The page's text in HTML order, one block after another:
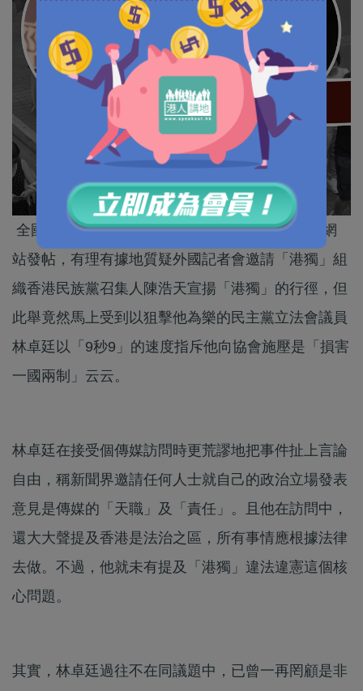
全國政協副主席、前行政長官梁振英近日在社交網
站發帖，有理有據地質疑外國記者會邀請「港獨」組
織香港民族黨召集人陳浩天宣揚「港獨」的行徑，但
此舉竟然馬上受到以狙擊他為樂的民主黨立法會議員
林卓廷以「9秒9」的速度指斥他向協會施壓是「損害
一國兩制」云云。
林卓廷在接受個傳媒訪問時更荒謬地把事件扯上言論
自由，稱新聞界邀請任何人士就自己的政治立場發表
意見是傳媒的「天職」及「責任」。且他在訪問中，
還大大聲提及香港是法治之區，所有事情應根據法律
去做。不過，他就未有提及「港獨」違法違憲這個核
心問題。
其實，林卓廷過往不在同議題中，已曾一再罔顧是非